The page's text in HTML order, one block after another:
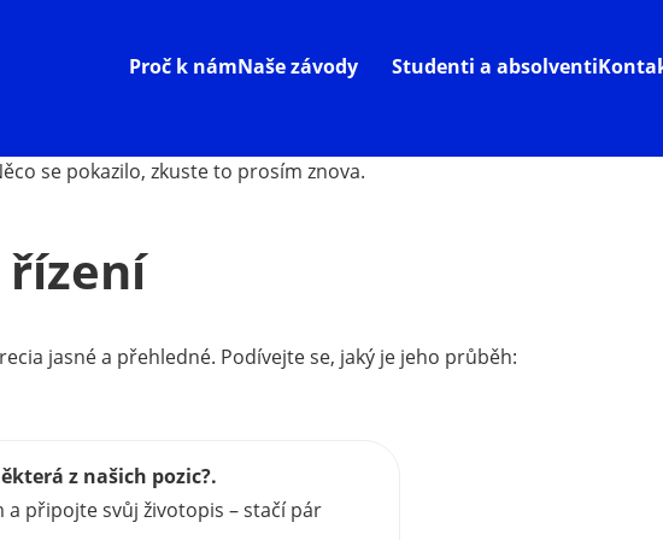
Proč k námNaše závody Studenti a absolventi
se pokazilo, zkuste to prosím znova.
řízení
jasné a přehledné. Podívejte se, jaký je jeho průběh:
z našich pozic?.
a připojte svůj životopis – stačí pár